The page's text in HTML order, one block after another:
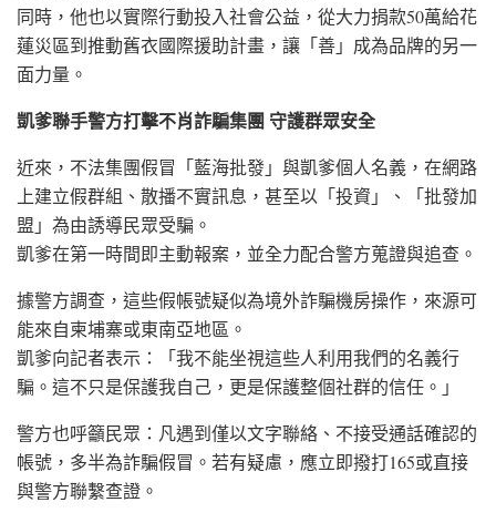
同時，他也以實際行動投入社會公益，從大力捐款50萬給花
蓮災區到推動舊衣國際援助計畫，讓「善」成為品牌的另一
面力量。
凱爹聯手警方打擊不肖詐騙集團 守護群眾安全
近來，不法集團假冒「藍海批發」與凱爹個人名義，在網路
上建立假群組、散播不實訊息，甚至以「投資」、「批發加
盟」為由誘導民眾受騙。
凱爹在第一時間即主動報案，並全力配合警方蒐證與追查。
據警方調查，這些假帳號疑似為境外詐騙機房操作，來源可
能來自柬埔寨或東南亞地區。
凱爹向記者表示：「我不能坐視這些人利用我們的名義行
騙。這不只是保護我自己，更是保護整個社群的信任。」
警方也呼籲民眾：凡遇到僅以文字聯絡、不接受通話確認的
帳號，多半為詐騙假冒。若有疑慮，應立即撥打165或直接
與警方聯繫查證。